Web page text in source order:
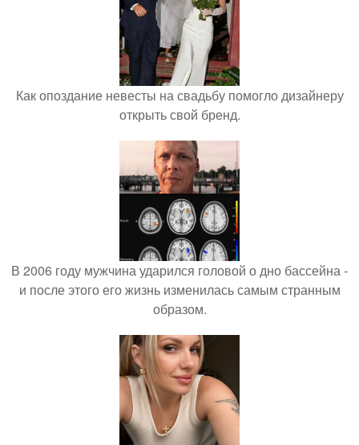
Как опоздание невесты на свадьбу помогло дизайнеру
открыть свой бренд.
В 2006 году мужчина ударился головой о дно бассейна -
и после этого его жизнь изменилась самым странным
образом.